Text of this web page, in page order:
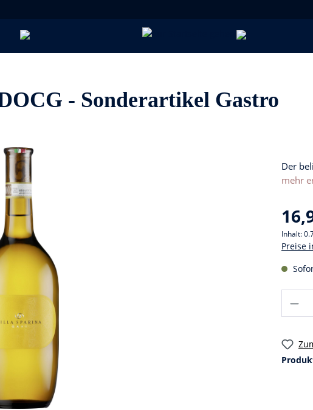
- Sonderartikel Gastro
Der
mehr
Inhalt:
Preise